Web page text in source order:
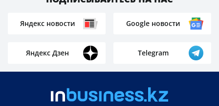
Яндекс новости Google новости
Яндекс Дзен Telegram